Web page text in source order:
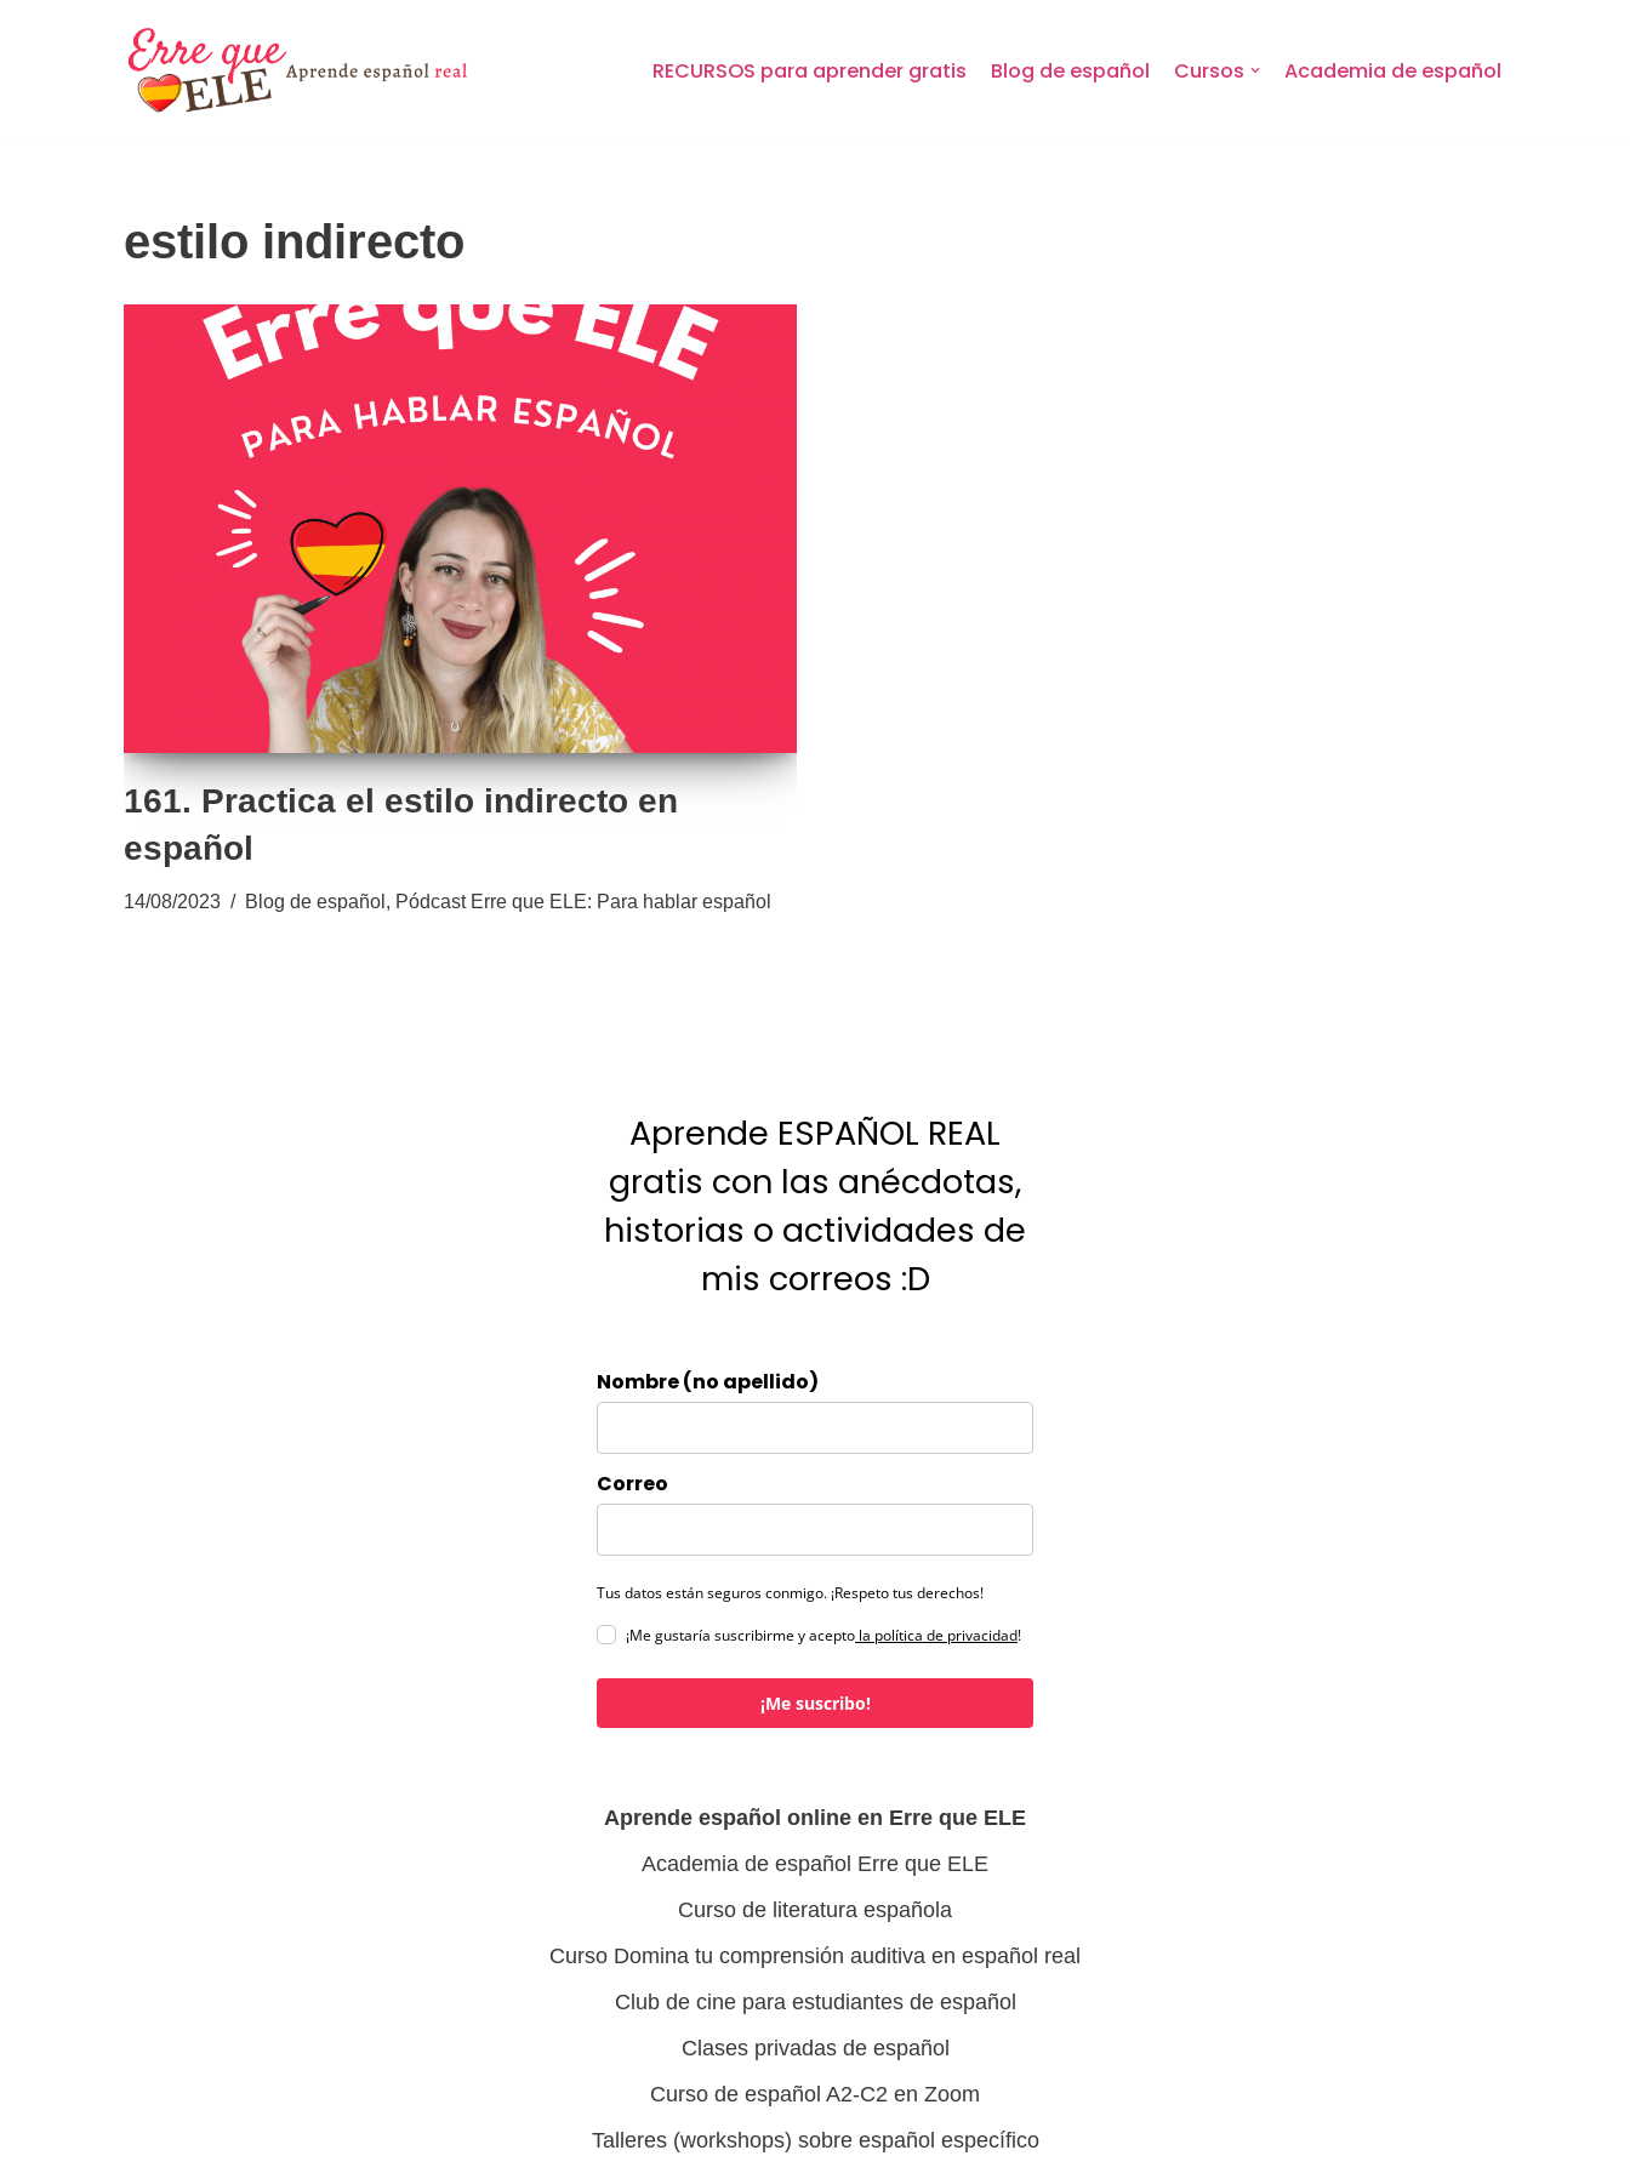
RECURSOS para aprender gratis Blog de español Cursos Academia de español
estilo indirecto
161. Practica el estilo indirecto en
español
14/08/2023 Blog de español Pódcast Erre que ELE: Para hablar español
Aprende ESPAÑOL REAL
gratis con las anécdotas,
historias o actividades de
mis correos :D
Nombre (no apellido)
Correo
Tus datos están seguros conmigo. ¡Respeto tus derechos!
¡Me gustaría suscribirme y acepto la política de privacidad!
¡Me suscribo!
Aprende español online en Erre que ELE
Academia de español Erre que ELE
Curso de literatura española
Curso Domina tu comprensión auditiva en español real
Club de cine para estudiantes de español
Clases privadas de español
Curso de español A2-C2 en Zoom
Talleres (workshops) sobre español específico